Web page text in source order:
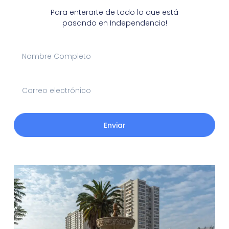
Para enterarte de todo lo que está
pasando en Independencia!
Enviar